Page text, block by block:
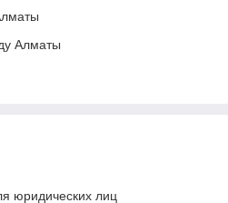
Алматы
юридических лиц